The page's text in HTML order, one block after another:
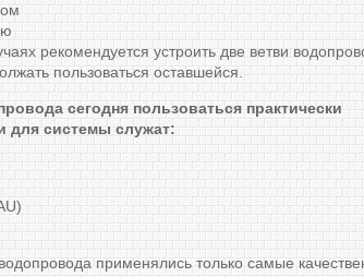
рекомендуется устроить две ветви
пользоваться оставшейся.
сегодня пользоваться практически
для системы служат:
применялись только самые